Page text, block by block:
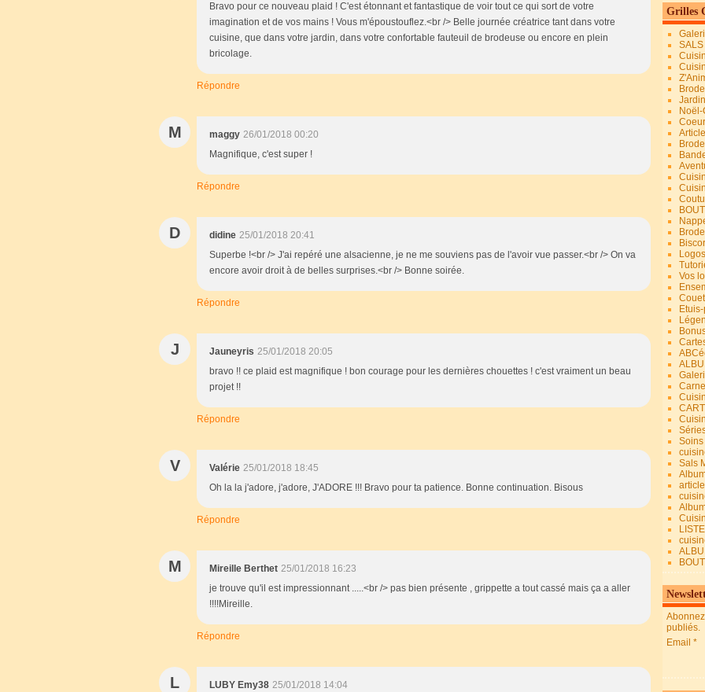
Bravo pour ce nouveau plaid ! C'est étonnant et fantastique de voir tout ce qui sort de votre
imagination et de vos mains ! Vous m'époustouflez.<br /> Belle journée créatrice tant dans votre
cuisine, que dans votre jardin, dans votre confortable fauteuil de brodeuse ou encore en plein
bricolage.
Répondre
M maggy 26/01/2018 00:20
Magnifique, c'est super !
Répondre
D didine 25/01/2018 20:41
Superbe !<br /> J'ai repéré une alsacienne, je ne me souviens pas de l'avoir vue passer.<br /> On va
encore avoir droit à de belles surprises.<br /> Bonne soirée.
Répondre
J Jauneyris 25/01/2018 20:05
bravo !! ce plaid est magnifique ! bon courage pour les dernières chouettes ! c'est vraiment un beau
projet !!
Répondre
V Valérie 25/01/2018 18:45
Oh la la j'adore, j'adore, J'ADORE !!! Bravo pour ta patience. Bonne continuation. Bisous
Répondre
M Mireille Berthet 25/01/2018 16:23
je trouve qu'il est impressionnant .....<br /> pas bien présente , grippette a tout cassé mais ça a aller
!!!!Mireille.
Répondre
L LUBY Emy38 25/01/2018 14:04
Grilles
Vos
Sals
article
publiés.
Email